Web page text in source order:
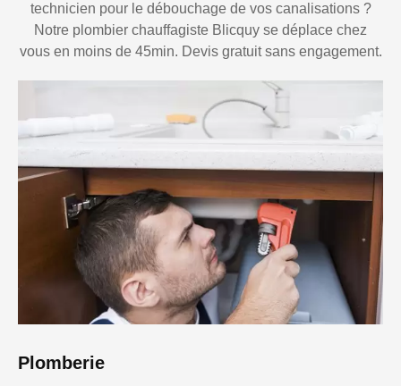
technicien pour le débouchage de vos canalisations ?
Notre plombier chauffagiste Blicquy se déplace chez
vous en moins de 45min. Devis gratuit sans engagement.
Plomberie